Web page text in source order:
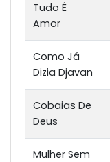
Tudo É
Amor
Como Já
Dizia Djavan
Cobaias De
Deus
Mulher Sem